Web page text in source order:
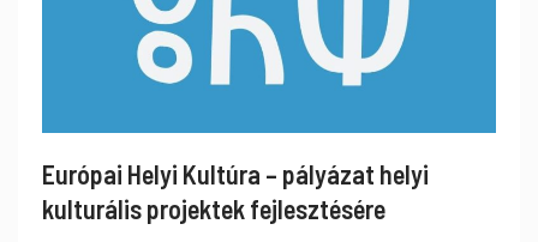
Európai Helyi Kultúra – pályázat helyi
kulturális projektek fejlesztésére